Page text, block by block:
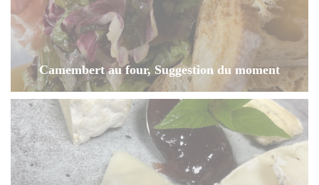
Camembert au four, Suggestion du moment